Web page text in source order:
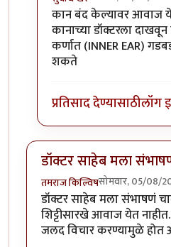
In reply toनाही.by
कान बंद केल्यावर आवाज
कानाच्या डॉक्टरला
कर्णात (INNER EAR)
शकते
प्रतिसाद देण्यासाठीलॉग
डॉक्टर साहेब मला
तमराज किल्विषसोमवार, 05/08/
डॉक्टर साहेब मला संभाषणं
शिट्टीसारखे आवाज येत
जलद विचार करण्यामुळे होत